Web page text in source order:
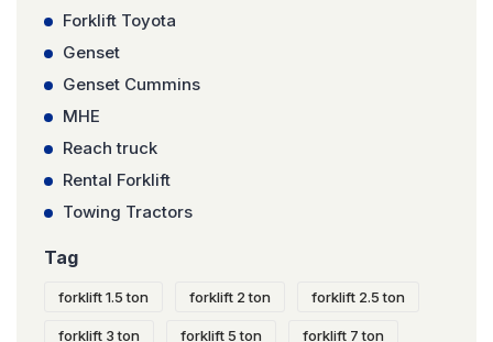
Forklift Toyota
Genset
Genset Cummins
MHE
Reach truck
Rental Forklift
Towing Tractors
Tag
forklift 1.5 ton forklift 2 ton forklift 2.5 ton
forklift 3 ton forklift 5 ton forklift 7 ton